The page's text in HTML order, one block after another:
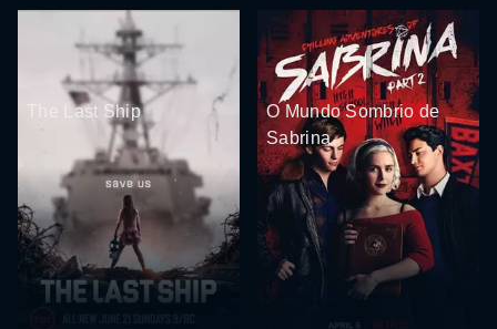
The Last Ship
O Mundo Sombrio de
Sabrina